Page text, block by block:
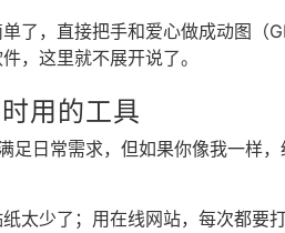
了，直接把手和爱心做成动图（
，这里就不展开说了。
用的工具
足日常需求，但如果你像我一样
太少了；用在线网站，每次都要